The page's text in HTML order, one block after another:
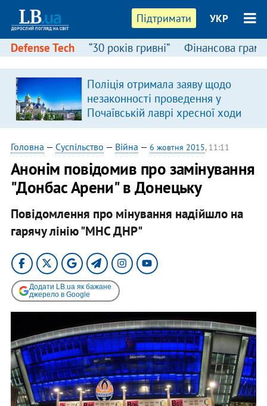
Підтримати УКР
Defense Tech “30 років гривні” Фінансова
Поліція отримала заяву щодо
незаконності проведення у
Почаївській лаврі хресної ходи
Головна — Суспільство — Війна — 6 жовтня 2015, 11:11
Анонім повідомив про замінування
"Донбас Арени" в Донецьку
Повідомлення про мінування надійшло на
гарячу лінію "МНС ДНР"
Додати LB.ua як бажане
джерело в Google